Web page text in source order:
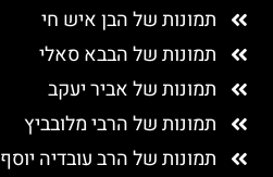
תמונות של הבן איש חי
תמונות של הבבא סאלי
תמונות של אביר יעקב
תמונות של הרבי מלובביץ
תמונות של הרב עובדיה יוסף